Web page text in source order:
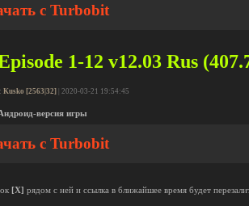
с Turbobit
1-12 v12.03 Rus
Kusko [2563|32] | 2020-03-21 19:54:45
версия игры
с Turbobit
[X] рядом с ней и ссылка в ближайшее время будет